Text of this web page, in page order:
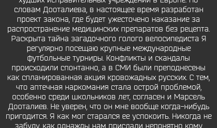
словам Дооталиева, в настоящее время разработан
проект закона, где будет ужесточено наказание за
распространение медицинских препаратов без рецепта.
Раскрыта тайна загадочного голого велосипедиста Я
регулярно посещаю крупные международные
футбольные турниры. Конфликты и скандалы
происходили спонтанно, а в СМИ были преподнесены
как спланированная акция кровожадных русских. С тем,
что аптечная наркомания стала острой проблемой,
особенно среди школьников лет, согласен и Марсель
Дооталиев. Не уверен, что он мне вообще когда-нибудь
пригодится. Я как мог старался ее успокоить. Никогда не
забуду, как однажды нам прислали непонятно кому